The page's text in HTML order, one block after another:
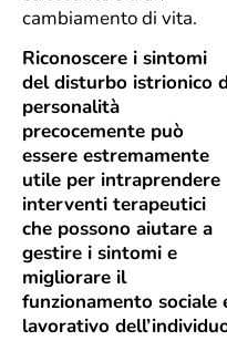
cambiamento di vita.
Riconoscere i sintomi
del disturbo istrionico
personalità
precocemente può
essere estremamente
utile per intraprendere
interventi terapeutici
che possono aiutare a
gestire i sintomi e
migliorare il
funzionamento sociale
lavorativo